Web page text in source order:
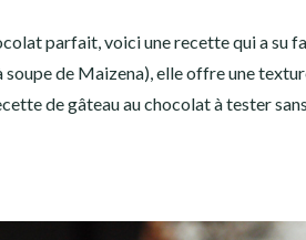
parfait, voici une recette qui a su
soupe de Maizena), elle offre une
de gâteau au chocolat à tester